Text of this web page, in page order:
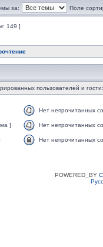
за: Поле
149 ]
пользователей и
Нет непрочитанных
] Нет непрочитанных
Нет непрочитанных
POWERED_BY